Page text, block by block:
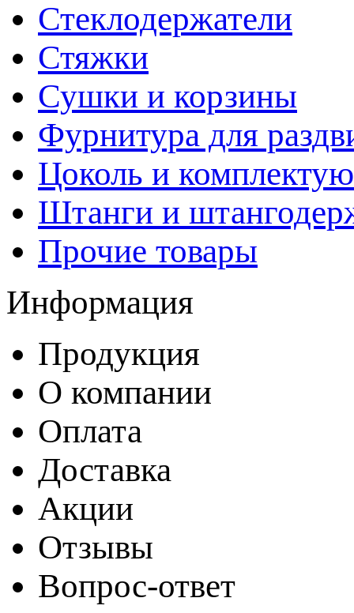
Стеклодержатели
Стяжки
Сушки и корзины
Фурнитура для
Цоколь и
Штанги и
Прочие товары
Информация
Продукция
О компании
Оплата
Доставка
Акции
Отзывы
Вопрос-ответ